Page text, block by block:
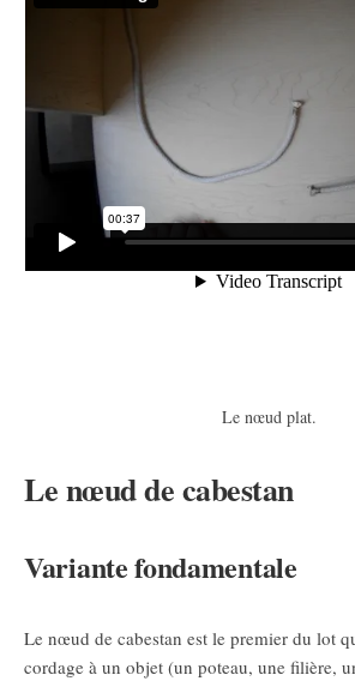
Le nœud plat.
Le nœud de cabestan
Variante fondamentale
Le nœud de cabestan est le premier du lot
cordage à un objet (un poteau, une filière,